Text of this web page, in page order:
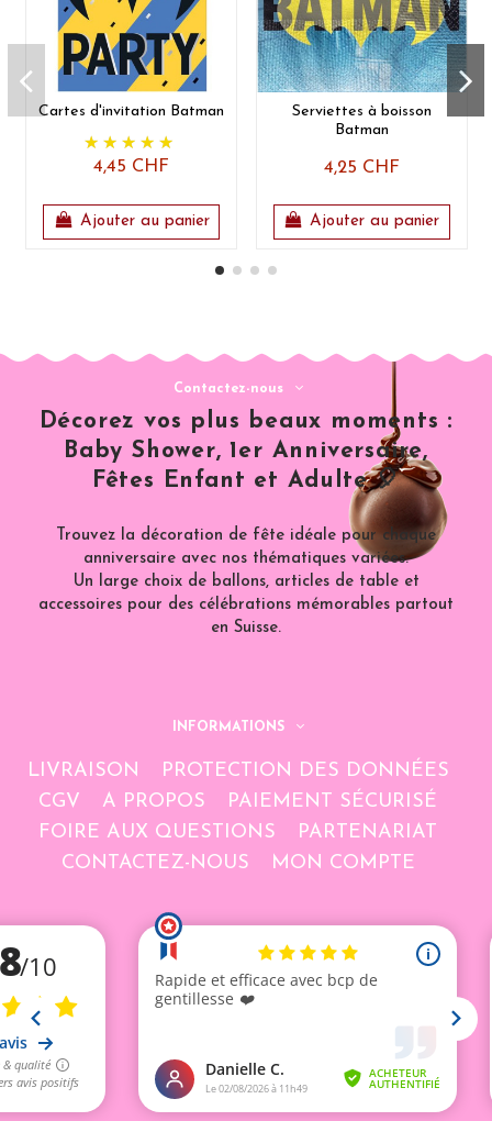
Cartes d'invitation Batman
4,45 CHF
Ajouter au panier
Serviettes à boisson
Batman
4,25 CHF
Ajouter au panier
Contactez-nous
Décorez vos plus beaux moments :
Baby Shower, 1er Anniversaire,
Fêtes Enfant et Adulte 🎈
Trouvez la décoration de fête idéale pour chaque
anniversaire avec nos thématiques variées.
Un large choix de ballons, articles de table et
accessoires pour des célébrations mémorables partout
en Suisse.
INFORMATIONS
LIVRAISON
PROTECTION DES DONNÉES
CGV
A PROPOS
PAIEMENT SÉCURISÉ
FOIRE AUX QUESTIONS
PARTENARIAT
CONTACTEZ-NOUS
MON COMPTE